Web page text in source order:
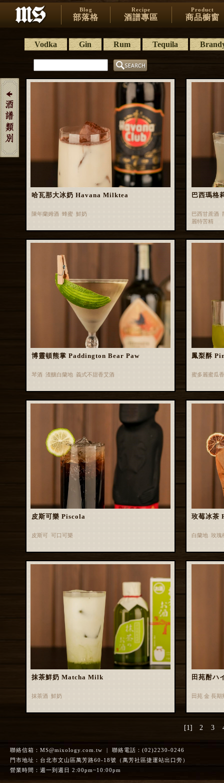
Blog
部落格
Recipe
酒譜專區
Product
商品櫥窗
Vodka Gin Rum Tequila
哈瓦那大冰奶 Havana Milktea
陳年蘭姆酒 蜂蜜 鮮奶
巴西瑪
巴西甘蔗酒
麗特苦精
博靈頓熊掌 Paddington Bear Paw
琴酒 渣釀白蘭地 義式不甜香艾酒
鳳梨酥
蜜多麗蜜瓜
皮斯可樂 Piscola
皮斯可 可口可樂
玫莓冰茶
白蘭地 玫瑰
抹茶鮮奶 Matcha Milk
抹茶酒 鮮奶
田苑酎ハ
田苑 金 長
[1] 2 3
聯絡信箱： MS@mixology.com.tw | 聯絡電話：(02)2230-0246
門市地址：台北市文山區萬芳路60-18號（萬芳社區捷運站出口旁）
營業時間：週一到週日 2:00pm~10:00pm